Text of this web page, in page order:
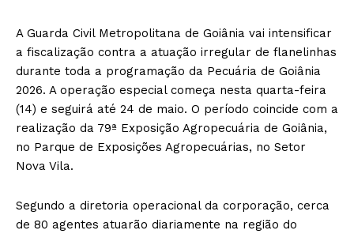
A Guarda Civil Metropolitana de Goiânia vai intensificar
a fiscalização contra a atuação irregular de flanelinhas
durante toda a programação da Pecuária de Goiânia
2026. A operação especial começa nesta quarta-feira
(14) e seguirá até 24 de maio. O período coincide com a
realização da 79ª Exposição Agropecuária de Goiânia,
no Parque de Exposições Agropecuárias, no Setor
Nova Vila.
Segundo a diretoria operacional da corporação, cerca
de 80 agentes atuarão diariamente na região do